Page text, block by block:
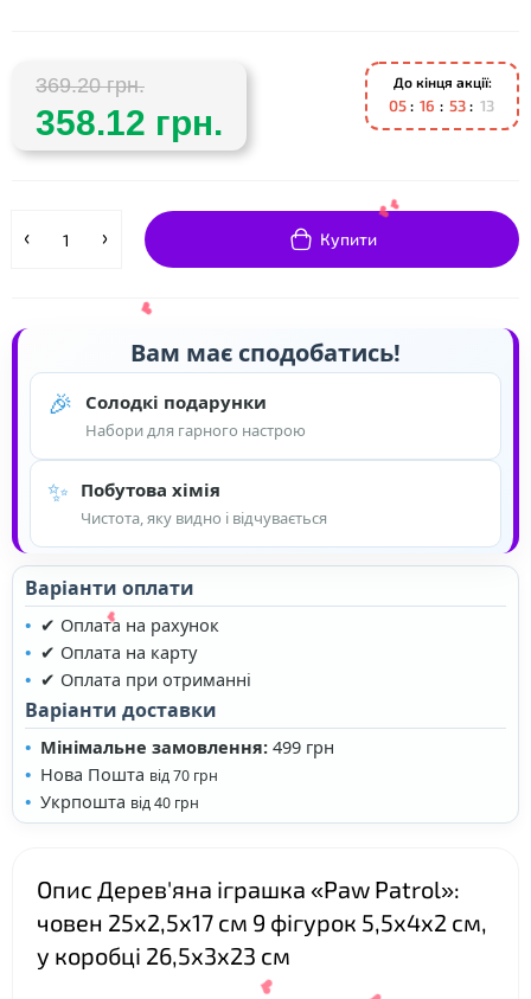
369.20 грн.
358.12 грн.
До кінця акції:
05 16 53 13
Купити
Вам має сподобатись!
🎉 Солодкі подарунки
Набори для гарного настрою
✨ Побутова хімія
Чистота, яку видно і відчувається
Варіанти оплати
✔ Оплата на рахунок
✔ Оплата на карту
✔ Оплата при отриманні
Варіанти доставки
Мінімальне замовлення: 499 грн
Нова Пошта від 70 грн
Укрпошта від 40 грн
Опис Дерев'яна іграшка «Paw Patrol»:
човен 25х2,5х17 см 9 фігурок 5,5х4х2 см,
у коробці 26,5х3х23 см
❤